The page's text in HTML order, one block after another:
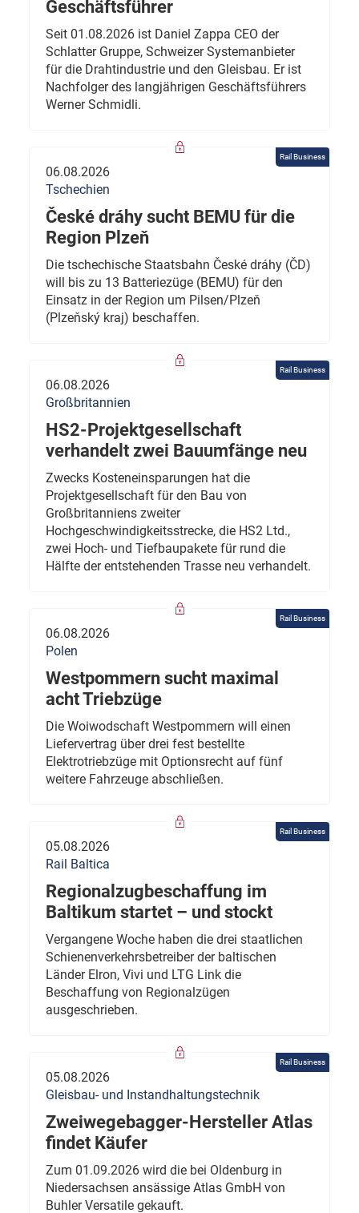
Geschäftsführer
Seit 01.08.2026 ist Daniel Zappa CEO der
Schlatter Gruppe, Schweizer Systemanbieter
für die Drahtindustrie und den Gleisbau. Er ist
Nachfolger des langjährigen Geschäftsführers
Werner Schmidli.
Rail Business
06.08.2026
Tschechien
České dráhy sucht BEMU für die
Region Plzeň
Die tschechische Staatsbahn České dráhy (ČD)
will bis zu 13 Batteriezüge (BEMU) für den
Einsatz in der Region um Pilsen/Plzeň
(Plzeňský kraj) beschaffen.
Rail Business
06.08.2026
Großbritannien
HS2-Projektgesellschaft
verhandelt zwei Bauumfänge neu
Zwecks Kosteneinsparungen hat die
Projektgesellschaft für den Bau von
Großbritanniens zweiter
Hochgeschwindigkeitsstrecke, die HS2 Ltd.,
zwei Hoch- und Tiefbaupakete für rund die
Hälfte der entstehenden Trasse neu verhandelt.
Rail Business
06.08.2026
Polen
Westpommern sucht maximal
acht Triebzüge
Die Woiwodschaft Westpommern will einen
Liefervertrag über drei fest bestellte
Elektrotriebzüge mit Optionsrecht auf fünf
weitere Fahrzeuge abschließen.
Rail Business
05.08.2026
Rail Baltica
Regionalzugbeschaffung im
Baltikum startet – und stockt
Vergangene Woche haben die drei staatlichen
Schienenverkehrsbetreiber der baltischen
Länder Elron, Vivi und LTG Link die
Beschaffung von Regionalzügen
ausgeschrieben.
Rail Business
05.08.2026
Gleisbau- und Instandhaltungstechnik
Zweiwegebagger-Hersteller Atlas
findet Käufer
Zum 01.09.2026 wird die bei Oldenburg in
Niedersachsen ansässige Atlas GmbH von
Buhler Versatile gekauft.